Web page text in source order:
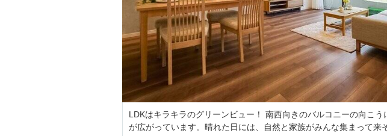
LDKはキラキラのグリーンビュー！ 南西向きのバルコニーの向こう
が広がっています。晴れた日には、自然と家族がみんな集まって